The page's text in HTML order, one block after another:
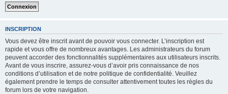
INSCRIPTION
Vous devez être inscrit avant de pouvoir vous connecter. L’inscription est
rapide et vous offre de nombreux avantages. Les administrateurs du forum
peuvent accorder des fonctionnalités supplémentaires aux utilisateurs inscrits.
Avant de vous inscrire, assurez-vous d’avoir pris connaissance de nos
conditions d’utilisation et de notre politique de confidentialité. Veuillez
également prendre le temps de consulter attentivement toutes les règles du
forum lors de votre navigation.